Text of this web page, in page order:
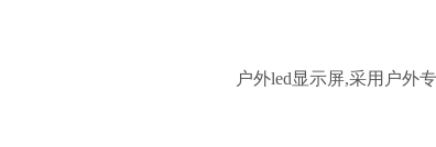
户外led显示屏,采用户外